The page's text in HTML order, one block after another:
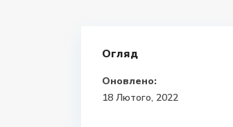
Огляд
Оновлено:
18 Лютого, 2022